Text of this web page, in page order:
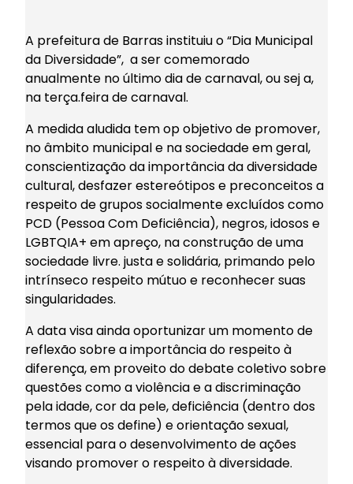
A prefeitura de Barras instituiu o “Dia Municipal
da Diversidade”, a ser comemorado
anualmente no último dia de carnaval, ou sej a,
na terça.feira de carnaval.
A medida aludida tem op objetivo de promover,
no âmbito municipal e na sociedade em geral,
conscientização da importância da diversidade
cultural, desfazer estereótipos e preconceitos a
respeito de grupos socialmente excluídos como
PCD (Pessoa Com Deficiência), negros, idosos e
LGBTQIA+ em apreço, na construção de uma
sociedade livre. justa e solidária, primando pelo
intrínseco respeito mútuo e reconhecer suas
singularidades.
A data visa ainda oportunizar um momento de
reflexão sobre a importância do respeito à
diferença, em proveito do debate coletivo sobre
questões como a violência e a discriminação
pela idade, cor da pele, deficiência (dentro dos
termos que os define) e orientação sexual,
essencial para o desenvolvimento de ações
visando promover o respeito à diversidade.